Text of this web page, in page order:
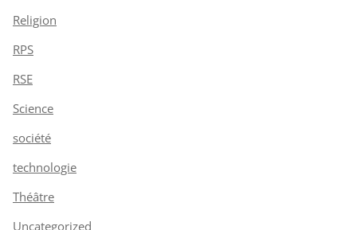
Religion
RPS
RSE
Science
société
technologie
Théâtre
Uncategorized